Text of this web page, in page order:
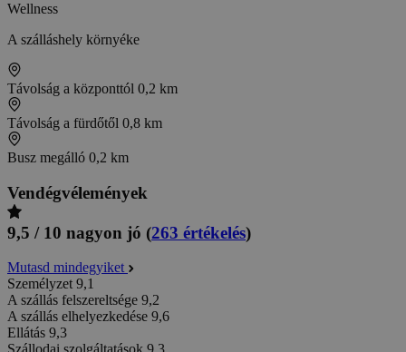
Wellness
A szálláshely környéke
Távolság a központtól 0,2 km
Távolság a fürdőtől 0,8 km
Busz megálló 0,2 km
Vendégvélemények
9,5 / 10 nagyon jó (263 értékelés)
Mutasd mindegyiket
Személyzet 9,1
A szállás felszereltsége 9,2
A szállás elhelyezkedése 9,6
Ellátás 9,3